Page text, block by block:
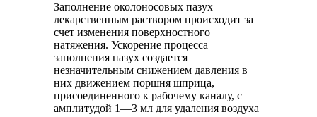
Заполнение околоносовых пазух
лекарственным раствором происходит за
счет изменения поверхностного
натяжения. Ускорение процесса
заполнения пазух создается
незначительным снижением давления в
них движением поршня шприца,
присоединенного к рабочему каналу, с
амплитудой 1—3 мл для удаления воздуха